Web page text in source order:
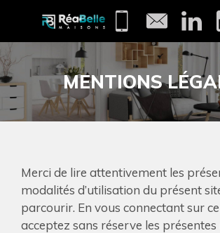
MENTIONS
Merci de lire attentivement les
modalités d’utilisation du présent
parcourir. En vous connectant sur
acceptez sans réserve les